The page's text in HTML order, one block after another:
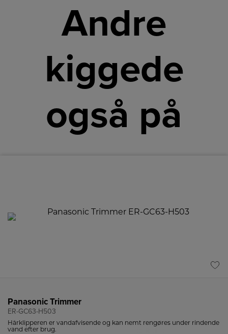
Andre
kiggede
også på
Panasonic Trimmer
ER-GC63-H503
Hårklipperen er vandafvisende og kan nemt rengøres under rindende
vand efter brug.